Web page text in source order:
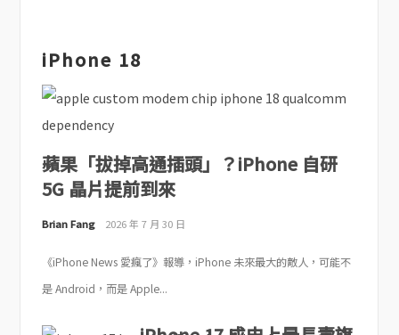
iPhone 18
蘋果「拔掉高通插頭」？iPhone 自研
5G 晶片提前到來
Brian Fang 2026 年 7 月 30 日
《iPhone News 愛瘋了》報導，iPhone 未來最大的敵人，可能不
是 Android，而是 Apple...